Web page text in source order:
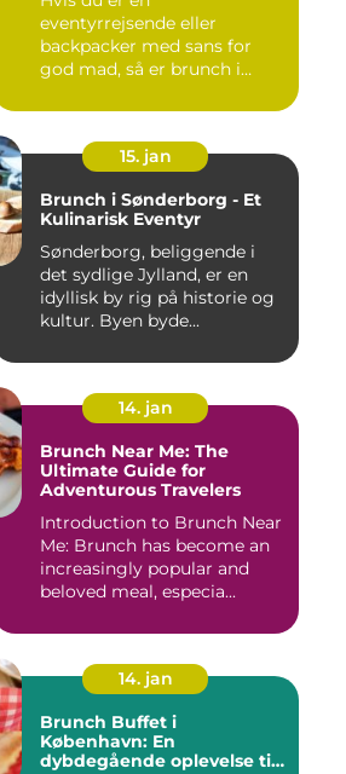
eventyrrejsende eller
backpacker med sans for
god mad, så er brunch i
15. jan
Brunch i Sønderborg - Et
Kulinarisk Eventyr
Sønderborg, beliggende i
det sydlige Jylland, er en
idyllisk by rig på historie og
kultur. Byen byde...
14. jan
Brunch Near Me: The
Ultimate Guide for
Adventurous Travelers
Introduction to Brunch Near
Me: Brunch has become an
increasingly popular and
beloved meal, especia...
14. jan
Brunch Buffet i
København: En
dybdegående oplevelse til